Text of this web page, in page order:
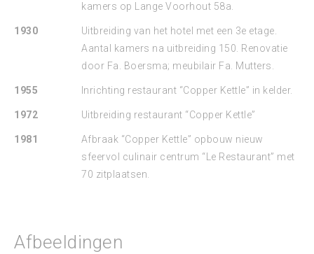
kamers op Lange Voorhout 58a.
1930
Uitbreiding van het hotel met een 3e etage.
Aantal kamers na uitbreiding 150. Renovatie
door Fa. Boersma; meubilair Fa. Mutters.
1955 Inrichting restaurant “Copper Kettle” in kelder.
1972 Uitbreiding restaurant “Copper Kettle”
1981
Afbraak “Copper Kettle” opbouw nieuw
sfeervol culinair centrum “Le Restaurant” met
70 zitplaatsen.
Afbeeldingen